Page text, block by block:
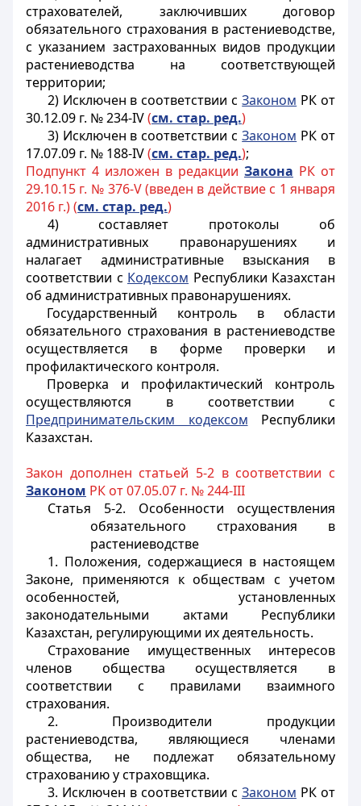
страхователей, заключивших договор
обязательного страхования в растениеводстве,
с указанием застрахованных видов продукции
растениеводства на соответствующей
территории;
2) Исключен в соответствии сЗаконом РК от
30.12.09 г. № 234-IV(см. стар. ред.)
3) Исключен в соответствии сЗаконом РК от
17.07.09 г. № 188-IV(см. стар. ред.);
Подпункт 4 изложен в редакции Закона РК от
29.10.15 г. № 376-V (введен в действие с 1 января
2016 г.) (см. стар. ред.)
4) составляет протоколы об
административных правонарушениях и
налагает административные взыскания в
соответствии с Кодексом Республики Казахстан
об административных правонарушениях.
Государственный контроль в области
обязательного страхования в растениеводстве
осуществляется в форме проверки и
профилактического контроля.
Проверка и профилактический контроль
осуществляются в соответствии с
Предпринимательским кодексом Республики
Казахстан.
Закон дополнен статьей 5-2 в соответствии с
Законом РК от 07.05.07 г. № 244-III
Статья 5-2. Особенности осуществления
обязательного страхования в
растениеводстве
1. Положения, содержащиеся в настоящем
Законе, применяются к обществам с учетом
особенностей, установленных
законодательными актами Республики
Казахстан, регулирующими их деятельность.
Страхование имущественных интересов
членов общества осуществляется в
соответствии с правилами взаимного
страхования.
2. Производители продукции
растениеводства, являющиеся членами
общества, не подлежат обязательному
страхованию у страховщика.
3. Исключен в соответствии с Законом РК от